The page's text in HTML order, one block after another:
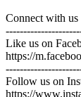
Connect with us
Like us on
https://
Follow us on
https://